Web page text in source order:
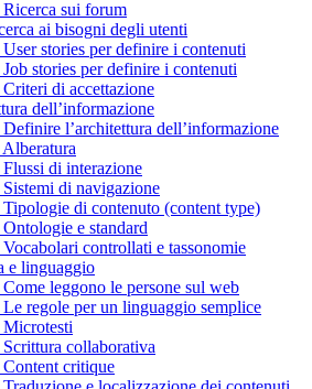
sui forum
ai bisogni degli utenti
stories per definire i contenuti
stories per definire i contenuti
di accettazione
dell’informazione
l’architettura dell’informazione
di interazione
di navigazione
di contenuto (content type)
e standard
controllati e tassonomie
e linguaggio
leggono le persone sul web
regole per un linguaggio semplice
collaborativa
critique